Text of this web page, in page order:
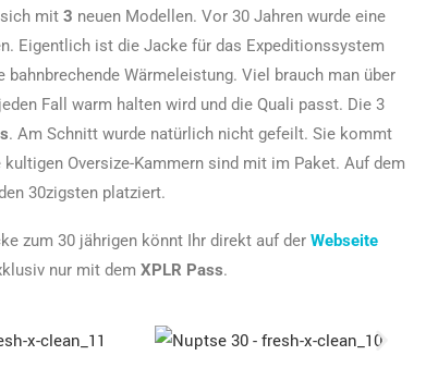
mit 3 neuen Modellen. Vor 30 Jahren wurde eine
Eigentlich ist die Jacke für das Expeditionssystem
Wärmeleistung. Viel brauch man über
Fall warm halten wird und die Quali passt. Die 3
. Am Schnitt wurde natürlich nicht gefeilt. Sie kommt
Oversize-Kammern sind mit im Paket. Auf dem
30zigsten platziert.
zum 30 jährigen könnt Ihr direkt auf der Webseite
nur mit dem XPLR Pass.